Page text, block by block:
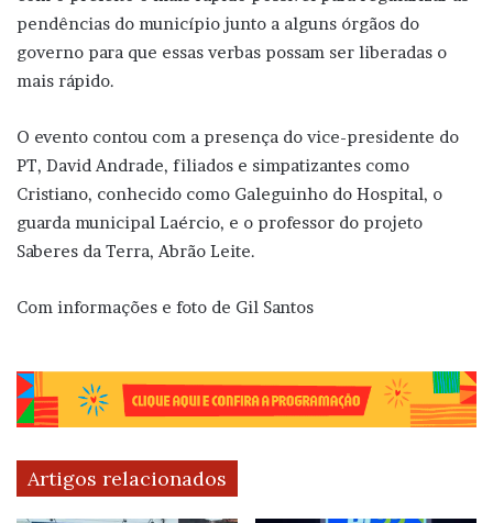
pendências do município junto a alguns órgãos do
governo para que essas verbas possam ser liberadas o
mais rápido.
O evento contou com a presença do vice-presidente do
PT, David Andrade, filiados e simpatizantes como
Cristiano, conhecido como Galeguinho do Hospital, o
guarda municipal Laércio, e o professor do projeto
Saberes da Terra, Abrão Leite.
Com informações e foto de Gil Santos
Artigos relacionados